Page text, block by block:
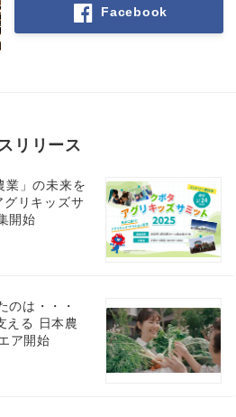
Facebook
リリース
業」の未来を
グリキッズサ
開始
のは・・・
える 日本農
ア開始